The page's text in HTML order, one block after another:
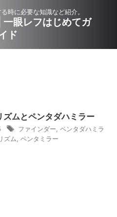
時に必要な知識など紹介。
眼レフはじめてガ
ド
ズムとペンタダハミラー
ファインダー ペンタダハミラ
ズム ペンタミラー